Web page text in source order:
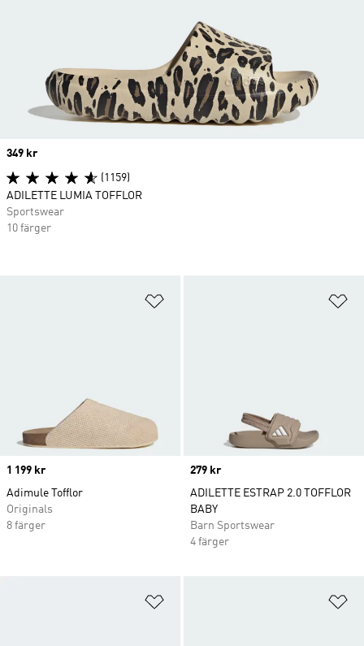
Price
1 199 kr
Adimule Tofflor
Originals
8 färger
Price
279 kr
ADILETTE ESTRAP 2.0 TOFFLOR
BABY
Barn Sportswear
4 färger
Price
349 kr
(1159)
ADILETTE LUMIA TOFFLOR
Sportswear
10 färger